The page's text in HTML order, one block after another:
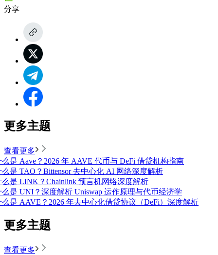
分享
更多主题
查看更多
么是 Aave？2026 年 AAVE 代币与 DeFi 借贷机构指南
么是 TAO？Bittensor 去中心化 AI 网络深度解析
么是 LINK？Chainlink 预言机网络深度解析
么是 UNI？深度解析 Uniswap 运作原理与代币经济学
么是 AAVE？2026 年去中心化借贷协议（DeFi）深度解析
更多主题
查看更多